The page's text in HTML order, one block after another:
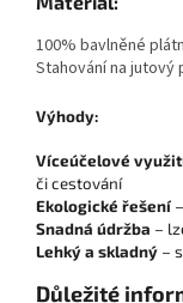
100% bavlněné
Stahování na
Výhody:
Víceúčelové
či cestování
Ekologické řešení
Snadná údržba –
Lehký a skladný –
Důležité